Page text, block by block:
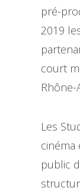
pré-
2019
court
Rhône-
Les
public